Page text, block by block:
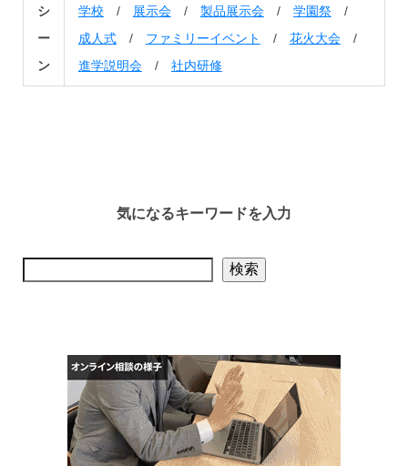
シ
ー
ン
学校 / 展示会/ 製品展示会/ 学園祭/
成人式/ ファミリーイベント / 花火大会/
進学説明会/ 社内研修
気になるキーワードを入力
検索